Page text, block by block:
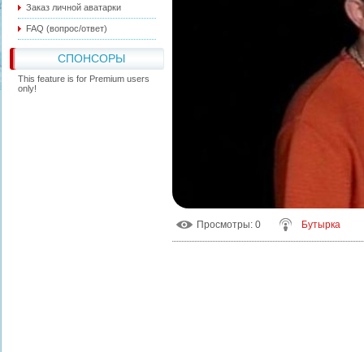
Заказ личной аватарки
FAQ (вопрос/ответ)
СПОНСОРЫ
This feature is for Premium users
only!
Просмотры: 0 Бутырка